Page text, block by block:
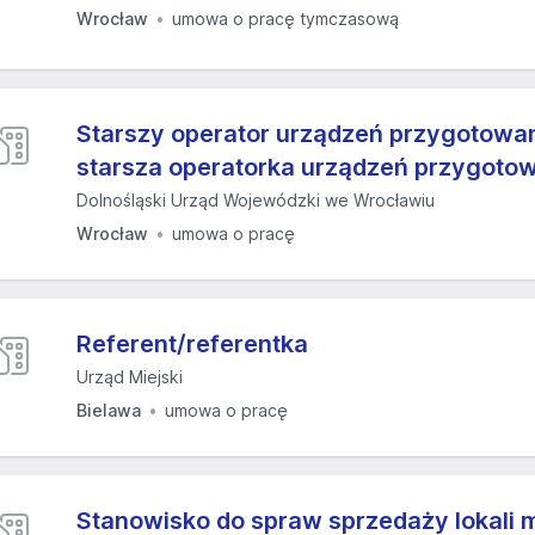
Wrocław umowa o pracę tymczasową
Starszy operator urządzeń
starsza operatorka urządzeń
Dolnośląski Urząd Wojewódzki we Wrocławiu
Wrocław
umowa o pracę
Referent/referentka
Urząd Miejski
Bielawa
umowa o pracę
Stanowisko do spraw sprzedaży lokali